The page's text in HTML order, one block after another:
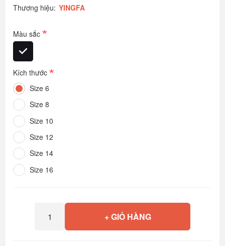
Thương hiệu: YINGFA
Màu sắc*
Kích thước*
Size 6
Size 8
Size 10
Size 12
Size 14
Size 16
+ GIỎ HÀNG